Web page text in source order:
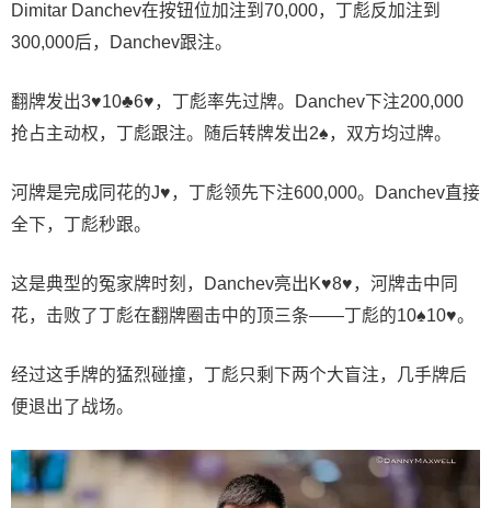
Dimitar Danchev在按钮位加注到70,000，丁彪反加注到
300,000后，Danchev跟注。
翻牌发出3♥10♣6♥，丁彪率先过牌。Danchev下注200,000
抢占主动权，丁彪跟注。随后转牌发出2♠，双方均过牌。
河牌是完成同花的J♥，丁彪领先下注600,000。Danchev直接
全下，丁彪秒跟。
这是典型的冤家牌时刻，Danchev亮出K♥8♥，河牌击中同
花，击败了丁彪在翻牌圈击中的顶三条——丁彪的10♠10♥。
经过这手牌的猛烈碰撞，丁彪只剩下两个大盲注，几手牌后
便退出了战场。